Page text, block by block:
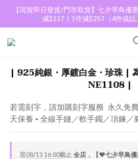
【現貨即日發貨/門市取貨】七夕早鳥
減$137丨3件減$257（4件或以
| 925純銀・厚鍍白金・珍珠 |
NE1108 |
若需刻字，請加購刻字服務  永久免
天保養 • 全線手鏈／軟手鐲／項鍊／
至08/13 16:00截止 全店，【❤️七夕早鳥